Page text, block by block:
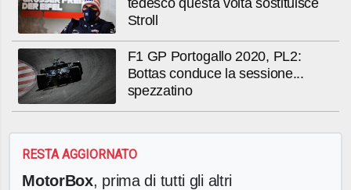
tedesco questa volta sostituisce
Stroll
F1 GP Portogallo 2020, PL2:
Bottas conduce la sessione...
spezzatino
RESTA AGGIORNATO
MotorBox, prima di tutti gli altri